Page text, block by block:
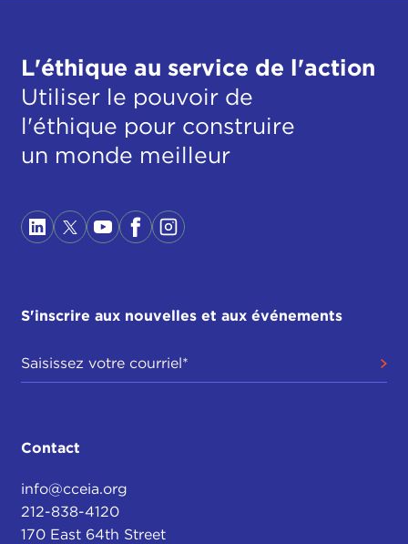
L'éthique au service de l'action
Utiliser le pouvoir de
l'éthique pour construire
un monde meilleur
S'inscrire aux nouvelles et aux événements
Contact
info@cceia.org
212-838-4120
170 East 64th Street